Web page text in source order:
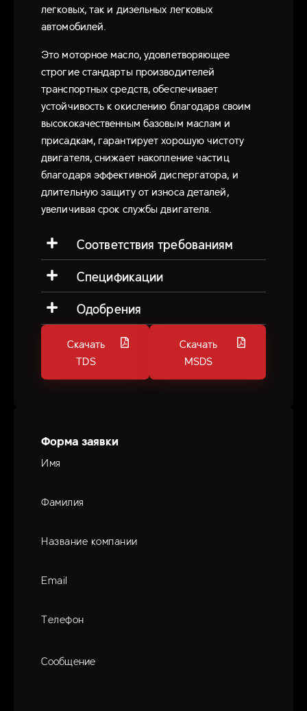
легковых, так и дизельных легковых
автомобилей.
Это моторное масло, удовлетворяющее
строгие стандарты производителей
транспортных средств, обеспечивает
устойчивость к окислению благодаря своим
высококачественным базовым маслам и
присадкам, гарантирует хорошую чистоту
двигателя, снижает накопление частиц
благодаря эффективной диспергатора, и
длительную защиту от износа деталей,
увеличивая срок службы двигателя.
Соответствия требованиям
Спецификации
Одобрения
Скачать
TDS
Скачать
MSDS
Форма заявки